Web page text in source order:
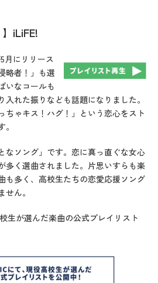
iLiFE!
月にリリース
略者！」も選
いなコールも
れた振りなども話題になりました。
ちゃキス！ハグ！」という恋心をスト
なソング」です。恋に真っ直ぐな女心
多く選曲されました。片思いすらも楽
も多く、高校生たちの恋愛応援ソング
ん。
生が選んだ楽曲の公式プレイリスト